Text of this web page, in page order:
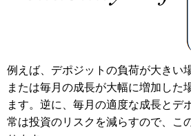
例えば、デポジットの負荷が大きい
または毎月の成長が大幅に増加した
ます。逆に、毎月の適度な成長とデ
常は投資のリスクを減らすので、こ